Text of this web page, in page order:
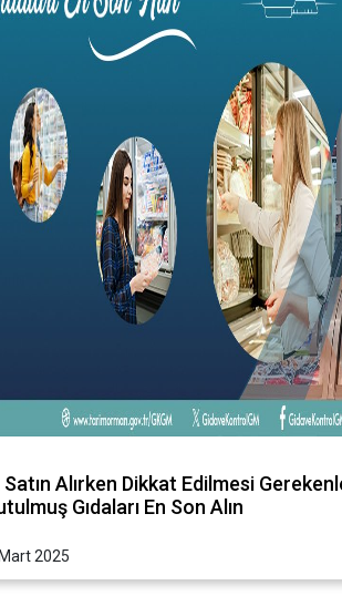
Satın Alırken Dikkat Edilmesi
Gıdaları En Son Alın
2025